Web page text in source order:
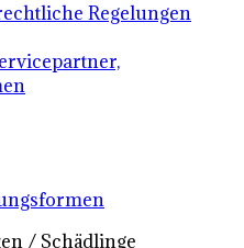
Regelungen
/ Schädlinge